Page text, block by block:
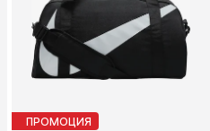
ПРОМОЦИЯ